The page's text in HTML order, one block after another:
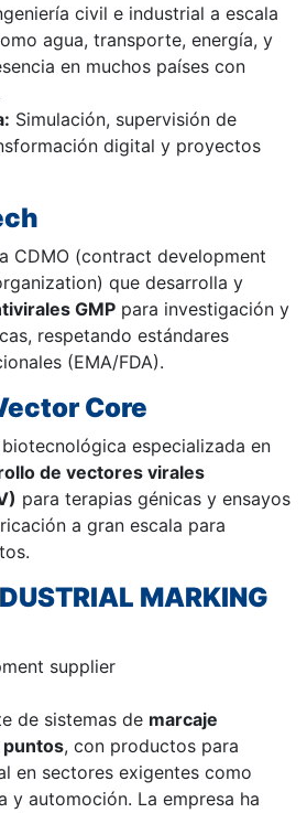
civil e industrial a escala
agua, transporte, energía, y
en muchos países con
Simulación, supervisión de
digital y proyectos
CDMO (contract development
que desarrolla y
GMP para investigación y
respetando estándares
(EMA/FDA).
Core
biotecnológica especializada en
de vectores virales
para terapias génicas y ensayos
a gran escala para
MARKING
supplier
de sistemas de marcaje
puntos, con productos para
en sectores exigentes como
y automoción. La empresa ha